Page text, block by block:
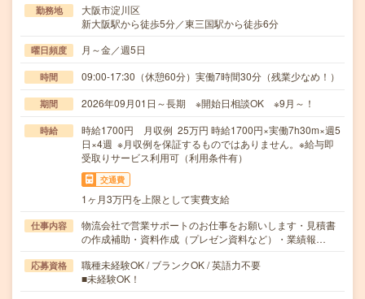
勤務地
大阪市淀川区
新大阪駅から徒歩5分／東三国駅から徒歩6分
曜日頻度 月～金／週5日
時間 09:00-17:30（休憩60分）実働7時間30分（残業少なめ！）
期間 2026年09月01日～長期 ※開始日相談OK ※9月～！
時給
時給1700円 月収例 25万円 時給1700円×実働7h30m×週5
日×4週 ※月収例を保証するものではありません。※給与即
受取りサービス利用可（利用条件有）
交通費
1ヶ月3万円を上限として実費支給
仕事内容
物流会社で営業サポートのお仕事をお願いします・見積書
の作成補助・資料作成（プレゼン資料など）・業績報…
応募資格
職種未経験OK / ブランクOK / 英語力不要
■未経験OK！